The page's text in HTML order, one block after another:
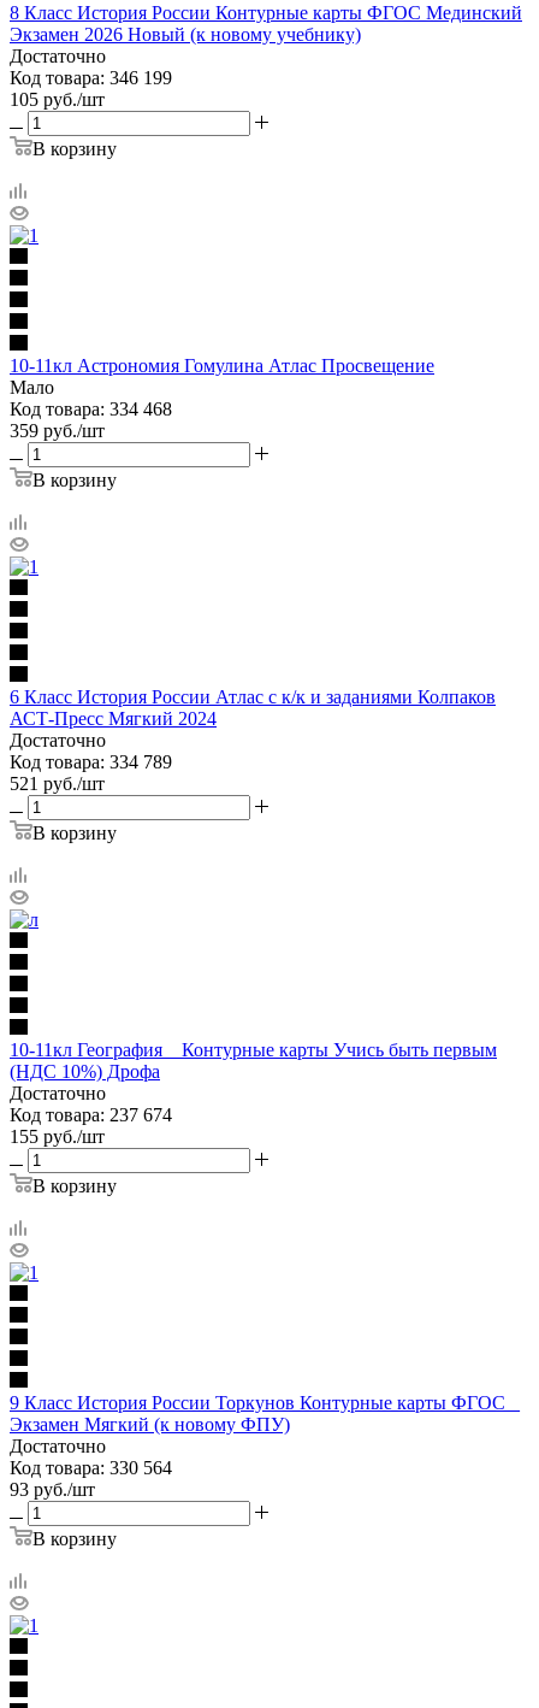
8 Класс История России Контурные карты ФГОС Мединский
Экзамен 2026 Новый (к новому учебнику)
Достаточно
Код товара: 346 199
105 руб./шт
В корзину
10-11кл Астрономия Гомулина Атлас Просвещение
Мало
Код товара: 334 468
359 руб./шт
В корзину
6 Класс История России Атлас с к/к и заданиями Колпаков
АСТ-Пресс Мягкий 2024
Достаточно
Код товара: 334 789
521 руб./шт
В корзину
10-11кл География _ Контурные карты Учись быть первым
(НДС 10%) Дрофа
Достаточно
Код товара: 237 674
155 руб./шт
В корзину
9 Класс История России Торкунов Контурные карты ФГОС _
Экзамен Мягкий (к новому ФПУ)
Достаточно
Код товара: 330 564
93 руб./шт
В корзину